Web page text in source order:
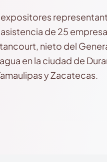
asistencia de 25
nieto del
en la ciudad de
y Zacatecas.